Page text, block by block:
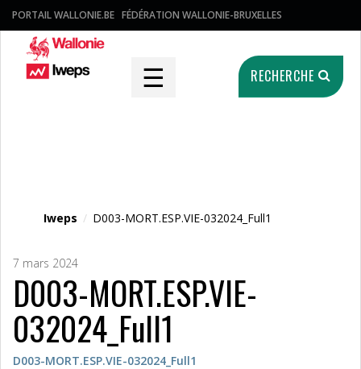
PORTAIL WALLONIE.BE FÉDÉRATION WALLONIE-BRUXELLES
☰ RECHERCHE
Iweps / D003-MORT.ESP.VIE-032024_Full1
7 mars 2024
D003-MORT.ESP.VIE-
032024_Full1
D003-MORT.ESP.VIE-032024_Full1